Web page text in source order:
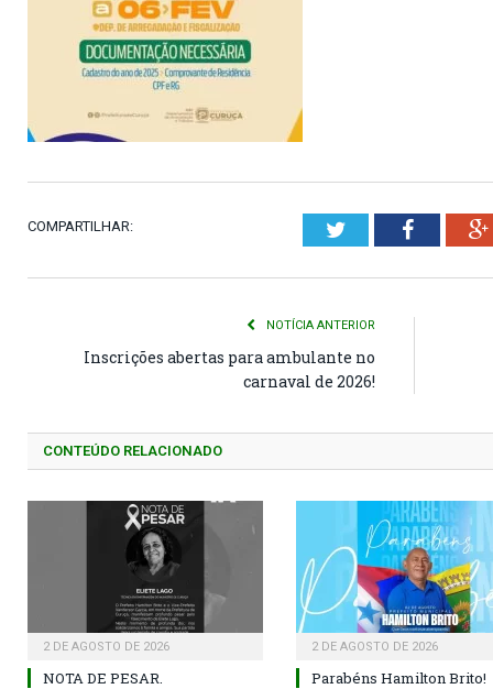
COMPARTILHAR: Twitter
NOTÍCIA ANTERIOR
Inscrições abertas para ambulante no
carnaval de 2026!
CONTEÚDO RELACIONADO
2 DE AGOSTO DE 2026
NOTA DE PESAR.
2 DE AGOSTO DE 2026
Parabéns Hamilton Brito!